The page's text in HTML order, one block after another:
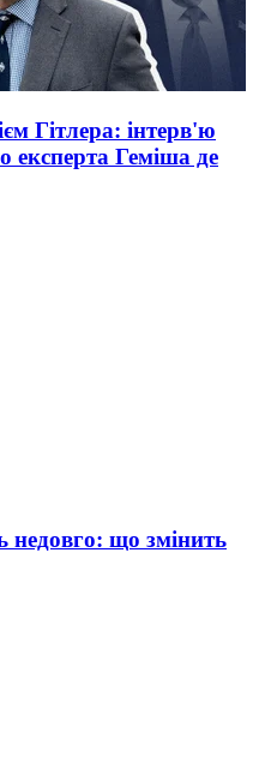
Гітлера: інтерв'ю
експерта Геміша де
що змінить